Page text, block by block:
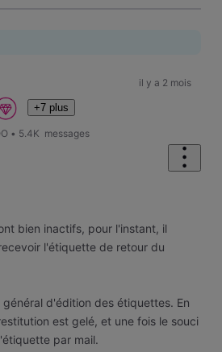
+7 plus
• 5.4K messages
il y a 2 mois
bien inactifs, pour l'instant, il
l'étiquette de retour du
d'édition des étiquettes. En
est gelé, et une fois le souci
par mail.